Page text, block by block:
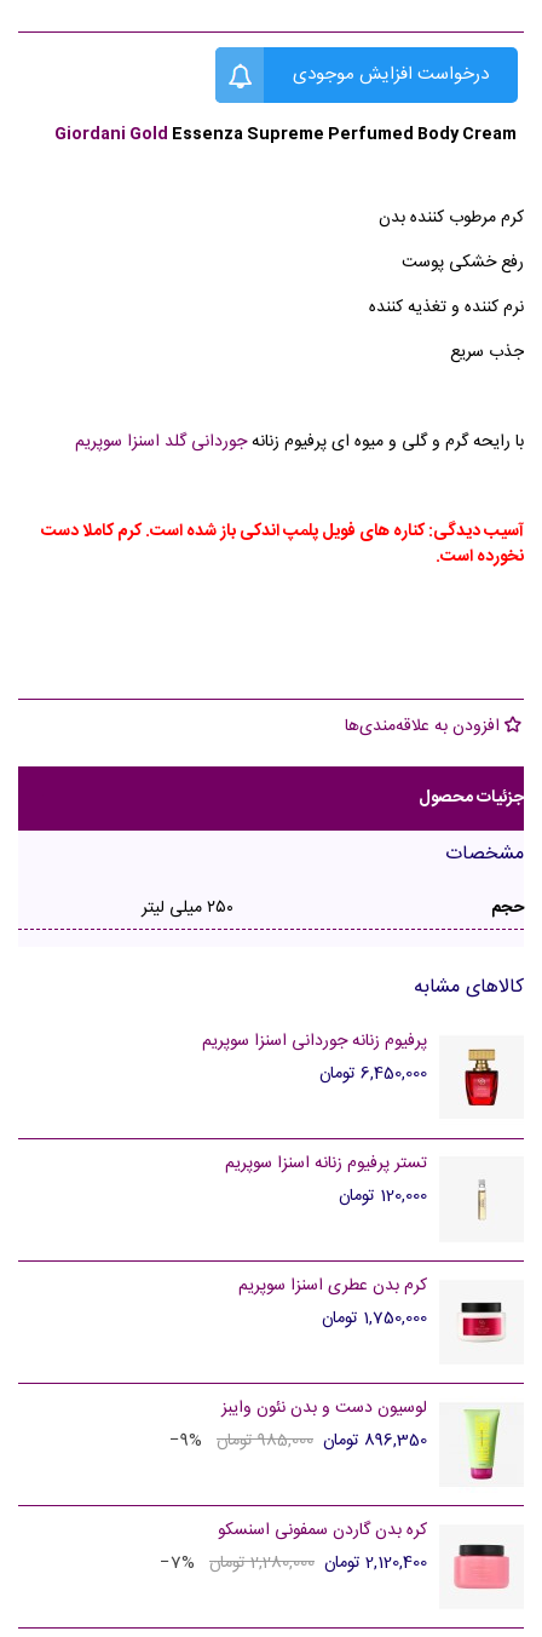
درخواست افزایش موجودی
Giordani Gold Essenza Supreme Perfumed Body Cream
کرم مرطوب کننده بدن
رفع خشکی پوست
نرم کننده و تغذیه کننده
جذب سریع
با رایحه گرم و گلی و میوه ای پرفیوم زنانهجوردانی گلد اسنزا سوپریم
آسیب دیدگی: کناره های فویل پلمپ اندکی باز شده است. کرم کاملا دست
نخورده است.
افزودن به علاقه‌مندی‌ها
جزئیات محصول
مشخصات
حجم ٢٥٠ ميلی لیتر
کالاهای مشابه
پرفیوم زنانه جوردانی اسنزا سوپریم
6,450,000 تومان
تستر پرفیوم زنانه اسنزا سوپریم
120,000 تومان
کرم بدن عطری اسنزا سوپریم
1,750,000 تومان
لوسیون دست و بدن نئون وایبز
896,350 تومان
985,000 تومان ‎−9%
کره بدن گاردن سمفونی اسنسکو
2,120,400 تومان
2,280,000 تومان ‎−7%